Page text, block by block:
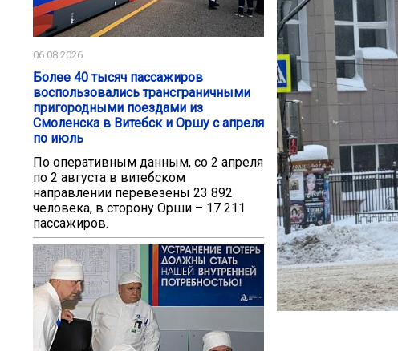
06.08.2026
Более 40 тысяч пассажиров
воспользовались трансграничными
пригородными поездами из
Смоленска в Витебск и Оршу с апреля
по июль
По оперативным данным, со 2 апреля
по 2 августа в витебском
направлении перевезены 23 892
человека, в сторону Орши – 17 211
пассажиров.